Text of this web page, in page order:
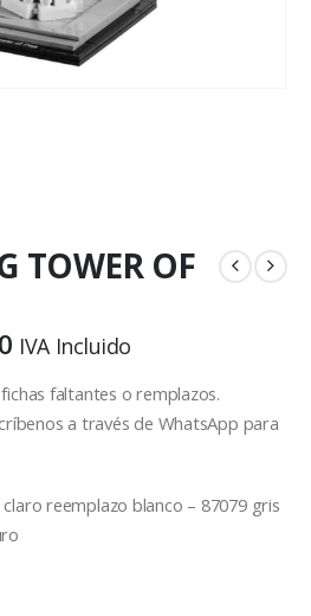
TOWER OF
IVA Incluido
faltantes o remplazos.
a través de WhatsApp para
reemplazo blanco – 87079 gris